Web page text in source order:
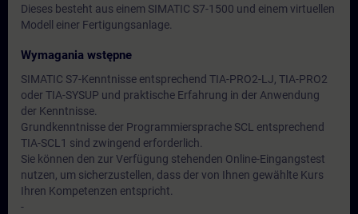
Dieses besteht aus einem SIMATIC S7-1500 und einem virtuellen
Modell einer Fertigungsanlage.
Wymagania wstępne
SIMATIC S7-Kenntnisse entsprechend TIA-PRO2-LJ, TIA-PRO2
oder TIA-SYSUP und praktische Erfahrung in der Anwendung
der Kenntnisse.
Grundkenntnisse der Programmiersprache SCL entsprechend
TIA-SCL1 sind zwingend erforderlich.
Sie können den zur Verfügung stehenden Online-Eingangstest
nutzen, um sicherzustellen, dass der von Ihnen gewählte Kurs
Ihren Kompetenzen entspricht.
-